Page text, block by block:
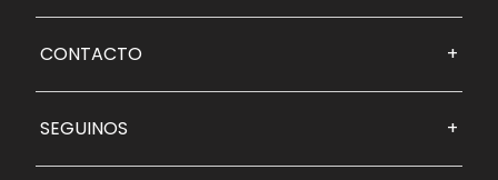
CONTACTO +
SEGUINOS +